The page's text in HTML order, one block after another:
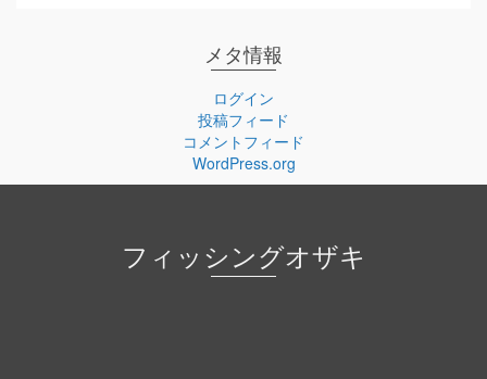
メタ情報
ログイン
投稿フィード
コメントフィード
WordPress.org
フィッシングオザキ